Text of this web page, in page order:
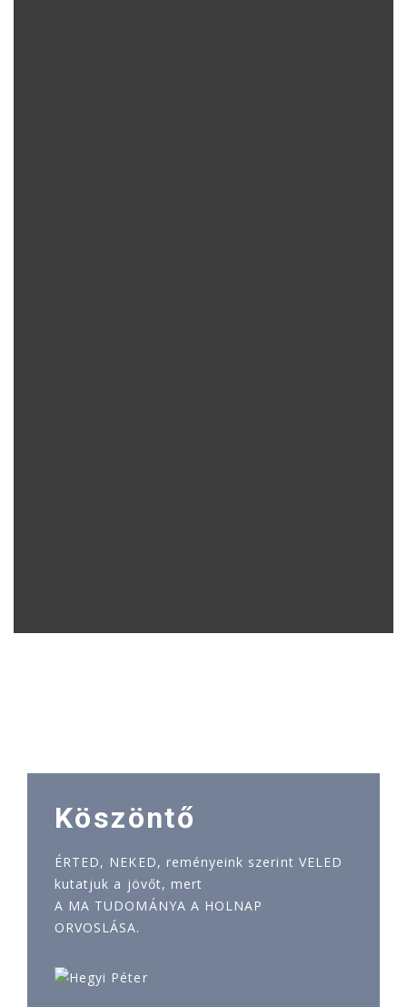
Köszöntő
ÉRTED, NEKED, reményeink szerint VELED
kutatjuk a jövőt, mert
A MA TUDOMÁNYA A HOLNAP
ORVOSLÁSA.